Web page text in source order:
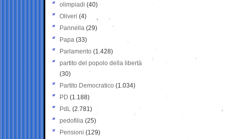
olimpiadi (40)
Oliveri (4)
Pannella (29)
Papa (33)
Parlamento (1.428)
partito del popolo della libertà
(30)
Partito Democratico (1.034)
PD (1.188)
PdL (2.781)
pedofilia (25)
Pensioni (129)